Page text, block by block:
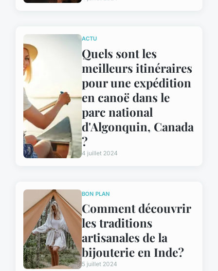
ACTU
Quels sont les
meilleurs itinéraires
pour une expédition
en canoë dans le
parc national
d'Algonquin, Canada
?
4 juillet 2024
BON PLAN
Comment découvrir
les traditions
artisanales de la
bijouterie en Inde?
5 juillet 2024